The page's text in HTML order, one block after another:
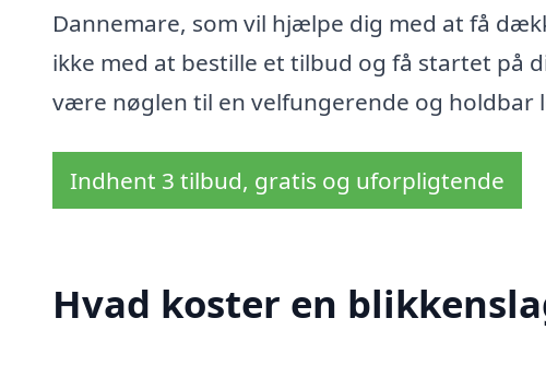
Dannemare, som vil hjælpe dig med at få
ikke med at bestille et tilbud og få startet på
være nøglen til en velfungerende og holdbar
Indhent 3 tilbud, gratis og uforpligtende
Hvad koster en